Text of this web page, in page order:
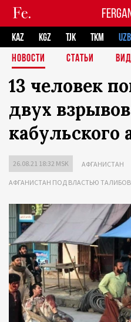
KAZ KGZ TJK TKM UZB
НОВОСТИ
СТАТЬИ
13 человек
двух
кабульского
26.08.21 18:32 MSK АФГАНИСТАН
АФГАНИСТАН ПОД ВЛАСТЬЮ ТАЛИБОВ